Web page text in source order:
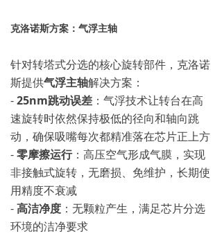
克洛诺斯方案：气浮主轴
针对转塔式分选的核心旋转部件，克洛诺
斯提供气浮主轴解决方案：
-25nm跳动误差 ：气浮技术让转台在高
速旋转时依然保持极低的径向和轴向跳
动，确保吸嘴每次都精准落在芯片正上方
-零摩擦运行：高压空气形成气膜，实现
非接触式旋转，无磨损、免维护，长期使
用精度不衰减
-高洁净度 ：无颗粒产生，满足芯片分选
环境的洁净要求